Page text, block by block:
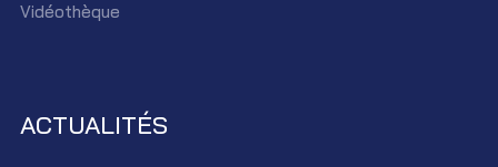
Vidéothèque
ACTUALITÉS